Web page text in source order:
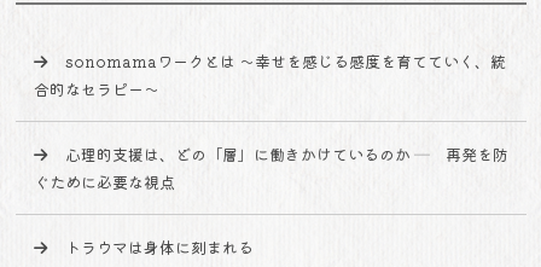
sonomamaワークとは 〜幸せを感じる感度を育てていく、統
合的なセラピー〜
心理的支援は、どの「層」に働きかけているのか ─ 再発を防
ぐために必要な視点
トラウマは身体に刻まれる